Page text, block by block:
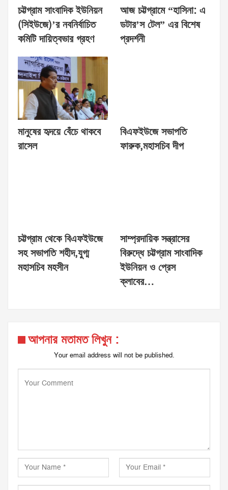
চট্টগ্রাম সাংবাদিক ইউনিয়ন
(সিইউজে)’র নবনির্বাচিত
কমিটি দায়িত্বভার গ্রহণ
আজ চট্টগ্রামে “হাসিনা: এ
ডটার’স টেল” এর বিশেষ
প্রদর্শনী
মানুষের হৃদয়ে বেঁচে থাকবে
রাসেল
বিএফইউজে সভাপতি
ফারুক,মহাসচিব দীপ
চট্টগ্রাম থেকে বিএফইউজে
সহ সভাপতি শহীদ,যুগ্ম
মহাসচিব মহসীন
সাম্প্রদায়িক সন্ত্রাসের
বিরুদ্ধে চট্টগ্রাম সাংবাদিক
ইউনিয়ন ও প্রেস
ক্লাবের…
আপনার মতামত লিখুন :
Your email address will not be published.